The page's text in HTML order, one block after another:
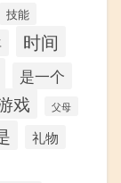
技能
时间
是一个
戏 父母
礼物